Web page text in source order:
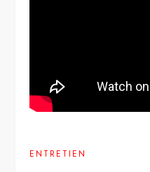
ENTRETIEN